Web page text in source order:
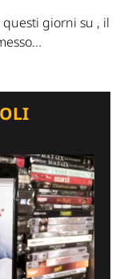
giorni su , il